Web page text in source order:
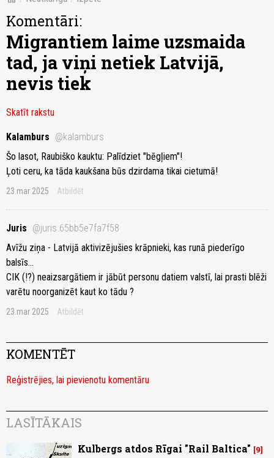
Komentāri:
Migrantiem laime uzsmaida
tad, ja viņi netiek Latvijā,
nevis tiek
Skatīt rakstu
Kalamburs @kalamburs
Šo lasot, Raubiško kauktu: Palīdziet "bēgļiem"!
Ļoti ceru, ka tāda kaukšana būs dzirdama tikai cietumā!
23.mar 2025 Atbildēt
Juris @juris.65bb5e7fa7f58
Avīžu ziņa - Latvijā aktivizējušies krāpnieki, kas runā piederīgo
balsīs...
CIK (!?) neaizsargātiem ir jābūt personu datiem valstī, lai prasti blēži
varētu noorganizēt kaut ko tādu ?
23.mar 2025 Atbildēt
KOMENTĒT
Reģistrējies, lai pievienotu komentāru
LASĪTĀKAIS
Kulbergs atdos Rīgai "Rail Baltica" 9